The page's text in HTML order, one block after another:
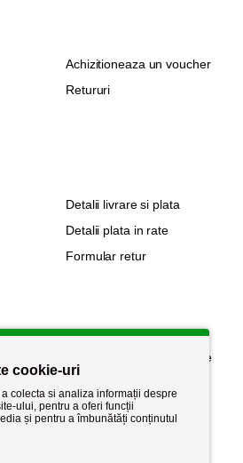
Achizitioneaza un voucher
Retururi
Detalii livrare si plata
Detalii plata in rate
Formular retur
Politica de confidențialitate
Termeni si conditii
cookie-uri
colecta si analiza informații despre
ului, pentru a oferi funcții
și pentru a îmbunătăți conținutul